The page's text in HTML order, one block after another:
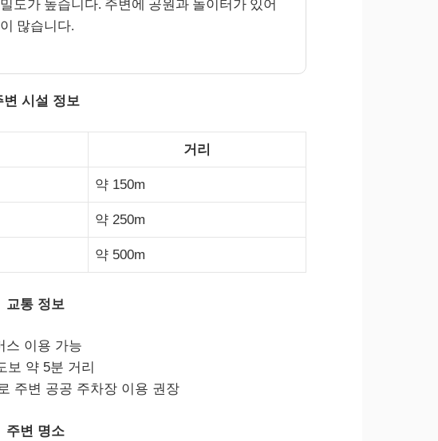
도가 높습니다. 주변에 공원과 놀이터가 있어
많습니다.
변 시설 정보
거리
약 150m
약 250m
약 500m
교통 정보
스 이용 가능
보 약 5분 거리
주변 공공 주차장 이용 권장
주변 명소